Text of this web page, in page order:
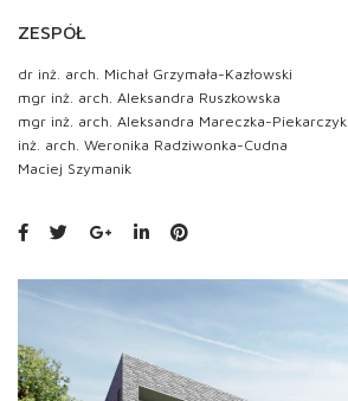
ZESPÓŁ
dr inż. arch. Michał Grzymała-Kazłowski
mgr inż. arch. Aleksandra Ruszkowska
mgr inż. arch. Aleksandra Mareczka-Piekarczyk
inż. arch. Weronika Radziwonka-Cudna
Maciej Szymanik